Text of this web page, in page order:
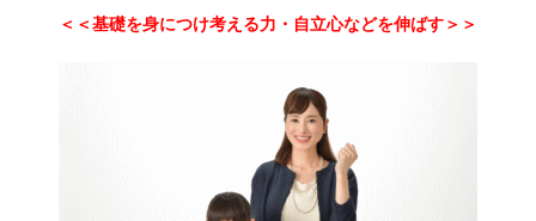
＜＜基礎を身につけ考える力・自立心などを伸ばす＞＞